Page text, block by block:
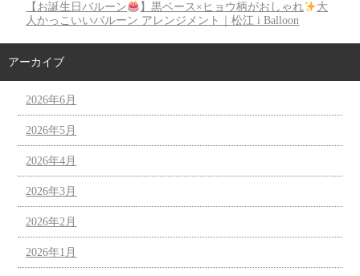
【お誕生日バルーン 】黒ベース×ヒョウ柄がおしゃれ
大
人かっこいいバルーン アレンジメント｜松江 i Balloon
アーカイブ
2026年6月
2026年5月
2026年4月
2026年3月
2026年2月
2026年1月